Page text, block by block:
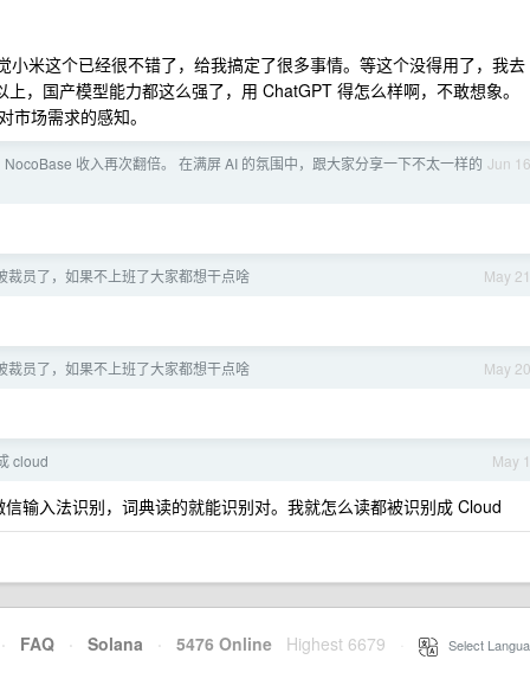
米这个已经很不错了，给我搞定了很多事情。等这个没得用了，我去
，国产模型能力都这么强了，用 ChatGPT 得怎么样啊，不敢想象。
场需求的感知。
Jun 16
NocoBase 收入再次翻倍。 在满屏 AI 的氛围中，跟大家分享一下不太一样的
May 21
裁员了，如果不上班了大家都想干点啥
May 20
裁员了，如果不上班了大家都想干点啥
May 1
cloud
输入法识别，词典读的就能识别对。我就怎么读都被识别成 Cloud
· FAQ · Solana · 5476 Online Highest 6679 Select